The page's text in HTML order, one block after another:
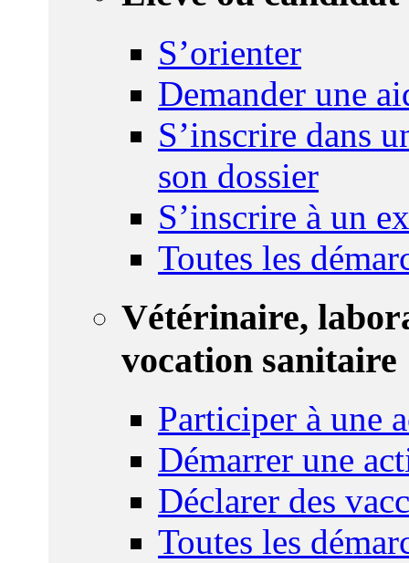
S’orienter
Demander une
S’inscrire dans
son dossier
S’inscrire à un
Toutes les
Vétérinaire,
vocation sanitaire
Participer à une
Démarrer une
Déclarer des
Toutes les